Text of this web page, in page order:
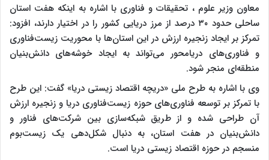
معاون وزیر علوم ، تحقیقات و فناوری با اشاره به اینکه هفت استان
ساحلی حدود ۳۰ درصد از مرز دریایی کشور را در اختیار دارند، افزود:
تمرکز بر ایجاد زنجیره ارزش در این استان‌ها با محوریت زیست‌فناوری
و فناوری‌های دریامحور می‌تواند به ایجاد خوشه‌های دانش‌بنیان
منطقه‌ای منجر شود.
وی با اشاره به طرح ملی «دریچه اقتصاد زیستی دریا» گفت: این طرح
با تمرکز بر توسعه فناوری‌های حوزه زیست‌فناوری دریا و زنجیره ارزش
آن طراحی شده و از طریق شبکه‌سازی بین شرکت‌های فناور و
دانش‌بنیان در هفت استان، به دنبال شکل‌دهی یک زیست‌بوم
منسجم در حوزه اقتصاد زیستی دریا است.